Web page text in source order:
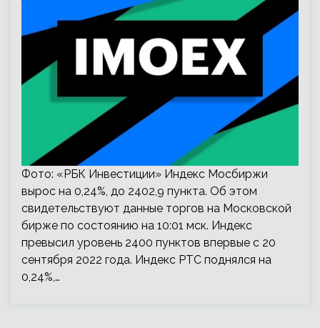
Фото: «РБК Инвестиции» Индекс Мосбиржи
вырос на 0,24%, до 2402,9 пункта. Об этом
свидетельствуют данные торгов на Московской
бирже по состоянию на 10:01 мск. Индекс
превысил уровень 2400 пунктов впервые с 20
сентября 2022 года. Индекс РТС поднялся на
0,24%,…